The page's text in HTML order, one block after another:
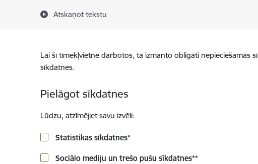
Atskaņot tekstu
Lai šī tīmekļvietne darbotos, tā izmanto obligāti nepieciešamās
sīkdatnes.
Pielāgot sīkdatnes
Lūdzu, atzīmējiet savu izvēli:
Statistikas sīkdatnes*
Sociālo mediju un trešo pušu sīkdatnes**